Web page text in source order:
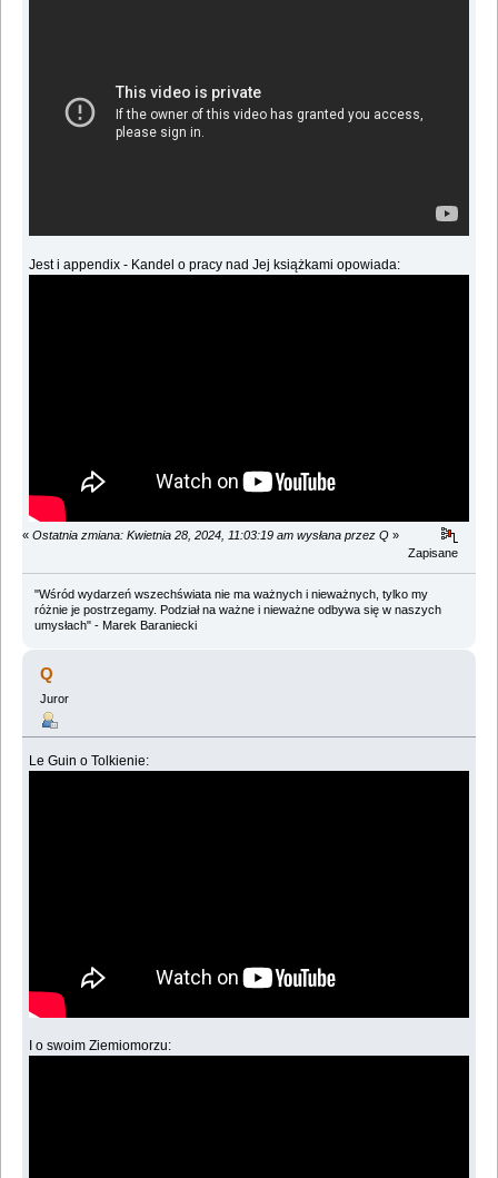
Jest i appendix - Kandel o pracy nad Jej książkami opowiada:
« Ostatnia zmiana: Kwietnia 28, 2024, 11:03:19 am wysłana przez Q »
Zapisane
"Wśród wydarzeń wszechświata nie ma ważnych i nieważnych, tylko my
różnie je postrzegamy. Podział na ważne i nieważne odbywa się w naszych
umysłach" - Marek Baraniecki
Q
Juror
Le Guin o Tolkienie:
I o swoim Ziemiomorzu: